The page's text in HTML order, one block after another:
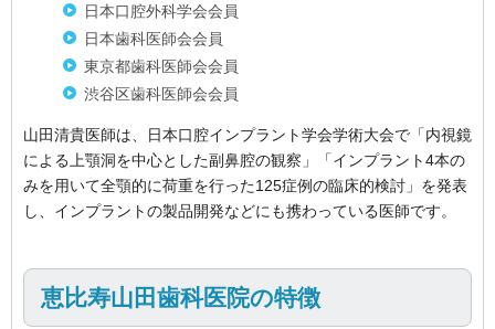
日本口腔外科学会会員
日本歯科医師会会員
東京都歯科医師会会員
渋谷区歯科医師会会員
山田清貴医師は、日本口腔インプラント学会学術大会で「内視鏡
による上顎洞を中心とした副鼻腔の観察」「インプラント4本の
みを用いて全顎的に荷重を行った125症例の臨床的検討」を発表
し、インプラントの製品開発などにも携わっている医師です。
恵比寿山田歯科医院の特徴